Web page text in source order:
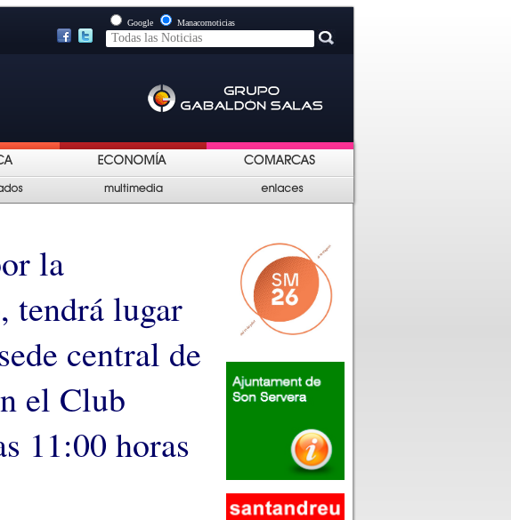
Google Manacornoticias
la
tendrá lugar
central de
el Club
11:00 horas